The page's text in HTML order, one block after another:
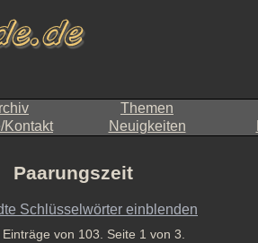
Themen
Kontakt Neuigkeiten
Paarungszeit
Schlüsselwörter einblenden
Einträge von 103. Seite 1 von 3.